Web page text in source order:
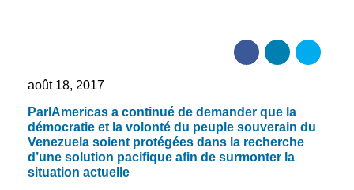
août 18, 2017
ParlAmericas a continué de demander que la
démocratie et la volonté du peuple souverain du
Venezuela soient protégées dans la recherche
d’une solution pacifique afin de surmonter la
situation actuelle